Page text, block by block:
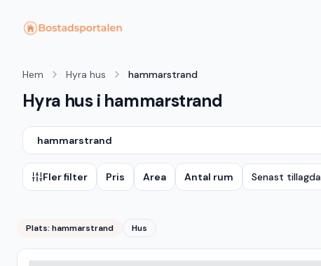
Hem Hyra hus hammarstrand
Hyra hus i hammarstrand
hammarstrand
Fler filter Pris Area Antal rum Senast tillagda
Plats: hammarstrand Hus